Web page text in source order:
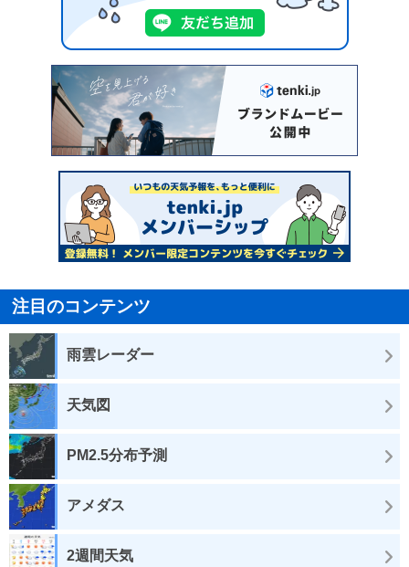
注目のコンテンツ
雨雲レーダー
天気図
PM2.5分布予測
アメダス
2週間天気